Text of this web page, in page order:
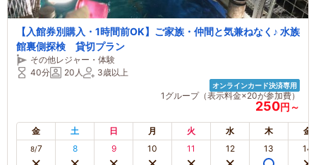
【入館券別購入・1時間前OK】ご家族・仲間と気兼ねなく♪ 水族
館裏側探検 貸切プラン
その他レジャー・体験
40分
20人 3歳以上
オンラインカード決済専用
1グループ（表示料金×20が参加費）
250円～
金 土 日 月 火 水 木 金
8/7 8 9 10 11 12 13 14